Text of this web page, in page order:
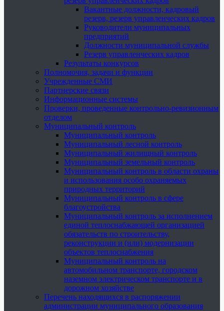
Вакантные должности, кадровый
резерв, резерв управленческих кадров
Руководители муниципальных
предприятий
Должности муниципальной службы
Резерв управленческих кадров
Результаты конкурсов
Полномочия, задачи и функции
Учрежденные СМИ
Партнерские связи
Информационные системы
Проверки, проведенные контрольно-ревизионным
отделом
Муниципальный контроль
Муниципальный контроль
Муниципальный лесной контроль
Муниципальный жилищный контроль
Муниципальный земельный контроль
Муниципальный контроль в области охраны
и использования особо охраняемых
природных территорий
Муниципальный контроль в сфере
благоустройства
Муниципальный контроль за исполнением
единой теплоснабжающей организацией
обязательств по строительству,
реконструкции и (или) модернизации
объектов теплоснабжения
Муниципальный контроль на
автомобильном транспорте, городском
наземном электрическом транспорте и в
дорожном хозяйстве
Перечень находящихся в распоряжении
администрации муниципального образования